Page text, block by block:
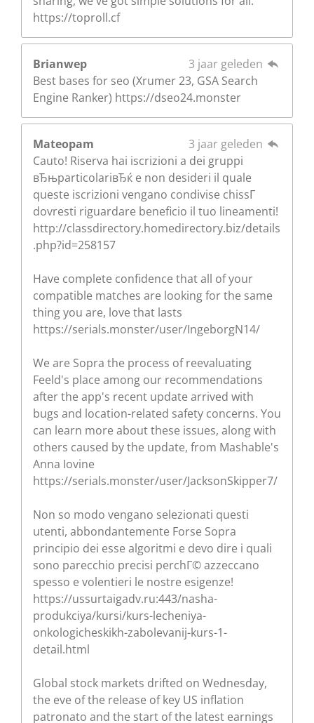
https://toproll.cf
Brianwep
3 jaar geleden
Best bases for seo (Xrumer 23, GSA Search
Engine Ranker) https://dseo24.monster
Mateopam
3 jaar geleden
Cauto! Riserva hai iscrizioni a dei gruppi
вЂњparticolariвЂќ e non desideri il quale
queste iscrizioni vengano condivise chissГ
dovresti riguardare beneficio il tuo lineamenti!
http://classdirectory.homedirectory.biz/details
.php?id=258157
Have complete confidence that all of your
compatible matches are looking for the same
thing you are, love that lasts
https://serials.monster/user/IngeborgN14/
We are Sopra the process of reevaluating
Feeld's place among our recommendations
after the app's recent update arrived with
bugs and location-related safety concerns. You
can learn more about these issues, along with
others caused by the update, from Mashable's
Anna Iovine
https://serials.monster/user/JacksonSkipper7/
Non so modo vengano selezionati questi
utenti, abbondantemente Forse Sopra
principio dei esse algoritmi e devo dire i quali
sono parecchio precisi perchГ© azzeccano
spesso e volentieri le nostre esigenze!
https://ussurtaigadv.ru:443/nasha-
produkciya/kursi/kurs-lecheniya-
onkologicheskikh-zabolevanij-kurs-1-
detail.html
Global stock markets drifted on Wednesday,
the eve of the release of key US inflation
patronato and the start of the latest earnings